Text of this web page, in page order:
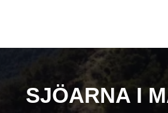
SJÖARNA I